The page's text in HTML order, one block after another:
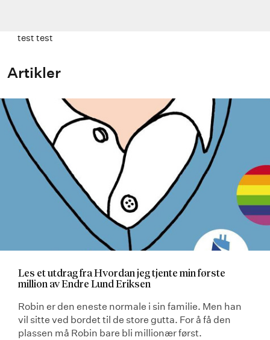
test test
Artikler
Les et utdrag fra Hvordan jeg tjente min første
million av Endre Lund Eriksen
Robin er den eneste normale i sin familie. Men han
vil sitte ved bordet til de store gutta. For å få den
plassen må Robin bare bli millionær først.